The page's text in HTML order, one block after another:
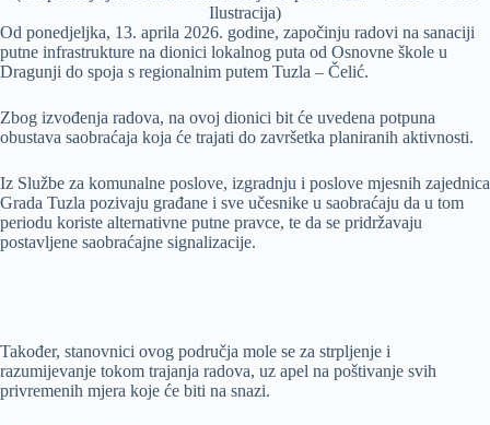
Ilustracija)
Od ponedjeljka, 13. aprila 2026. godine, započinju radovi na sanaciji
putne infrastrukture na dionici lokalnog puta od Osnovne škole u
Dragunji do spoja s regionalnim putem Tuzla – Čelić.
Zbog izvođenja radova, na ovoj dionici bit će uvedena potpuna
obustava saobraćaja koja će trajati do završetka planiranih aktivnosti.
Iz Službe za komunalne poslove, izgradnju i poslove mjesnih zajednica
Grada Tuzla pozivaju građane i sve učesnike u saobraćaju da u tom
periodu koriste alternativne putne pravce, te da se pridržavaju
postavljene saobraćajne signalizacije.
Također, stanovnici ovog područja mole se za strpljenje i
razumijevanje tokom trajanja radova, uz apel na poštivanje svih
privremenih mjera koje će biti na snazi.